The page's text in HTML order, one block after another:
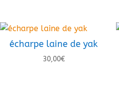
écharpe laine de yak
30,00€